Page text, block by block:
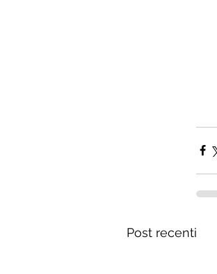
Post recenti